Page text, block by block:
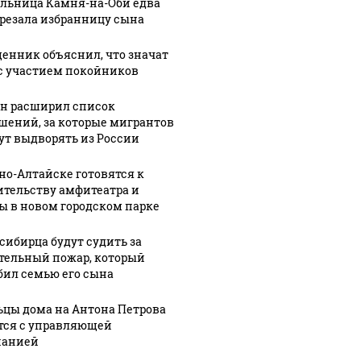
1
29 июля, 14:53
Алтай
завершили
съемки
фильма
"Алтай:
инструкция
человечности"
избранницу сына
объяснил, что значат
участием покойников
расширил список
за которые мигрантов
выдворять из России
Алтайске готовятся к
амфитеатра и
в новом городском парке
будут судить за
пожар, который
семью его сына
дома на Антона Петрова
с управляющей